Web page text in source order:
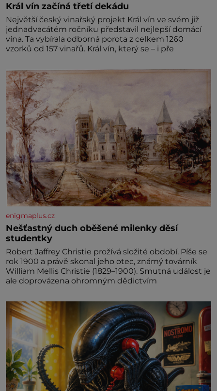
Král vín začíná třetí dekádu
Největší český vinařský projekt Král vín ve svém již
jednadvacátém ročníku představil nejlepší domácí
vína. Ta vybírala odborná porota z celkem 1260
vzorků od 157 vinařů. Král vín, který se – i pře
enigmaplus.cz
Nešťastný duch oběšené milenky děsí
studentky
Robert Jaffrey Christie prožívá složité období. Píše se
rok 1900 a právě skonal jeho otec, známý továrník
William Mellis Christie (1829–1900). Smutná událost je
ale doprovázena ohromným dědictvím